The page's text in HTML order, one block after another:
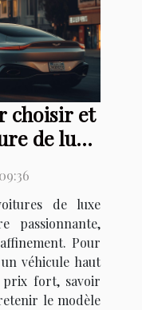
choisir et
de luxe
de luxe
passionnante,
Pour
véhicule haut
prix fort, savoir
le modèle